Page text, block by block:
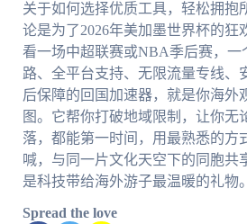
关于如何选择优质工具，轻松拥抱
论是为了2026年美加墨世界杯的狂
看一场中超联赛或NBA季后赛，一
路、全平台支持、无限流量专线、
后保障的回国加速器，就是你海外
图。它帮你打破地域限制，让你无
落，都能第一时间，用最熟悉的方
喊，与同一片文化天空下的同胞共
是科技带给海外游子最温暖的礼物。
Spread the love